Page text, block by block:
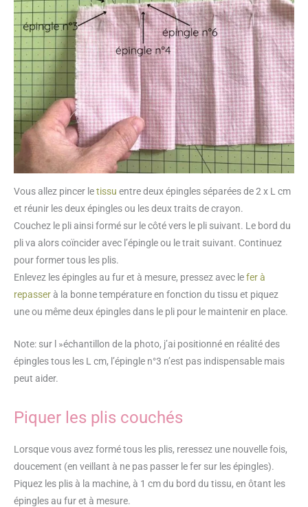
Vous allez pincer letissu entre deux épingles séparées de 2 x L cm
et réunir les deux épingles ou les deux traits de crayon.
Couchez le pli ainsi formé sur le côté vers le pli suivant. Le bord du
pli va alors coïncider avec l’épingle ou le trait suivant. Continuez
pour former tous les plis.
Enlevez les épingles au fur et à mesure, pressez avec lefer à
repasserà la bonne température en fonction du tissu et piquez
une ou même deux épingles dans le pli pour le maintenir en place.
Note: sur l »échantillon de la photo, j’ai positionné en réalité des
épingles tous les L cm, l’épingle n°3 n’est pas indispensable mais
peut aider.
Piquer les plis couchés
Lorsque vous avez formé tous les plis, reressez une nouvelle fois,
doucement (en veillant à ne pas passer le fer sur les épingles).
Piquez les plis à la machine, à 1 cm du bord du tissu, en ôtant les
épingles au fur et à mesure.